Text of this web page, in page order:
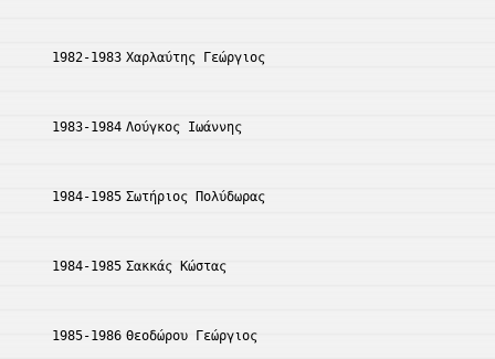
1982-1983 Χαρλαύτης Γεώργιος
1983-1984 Λούγκος Ιωάννης
1984-1985 Σωτήριος Πολύδωρας
1984-1985 Σακκάς Κώστας
1985-1986 Θεοδώρου Γεώργιος